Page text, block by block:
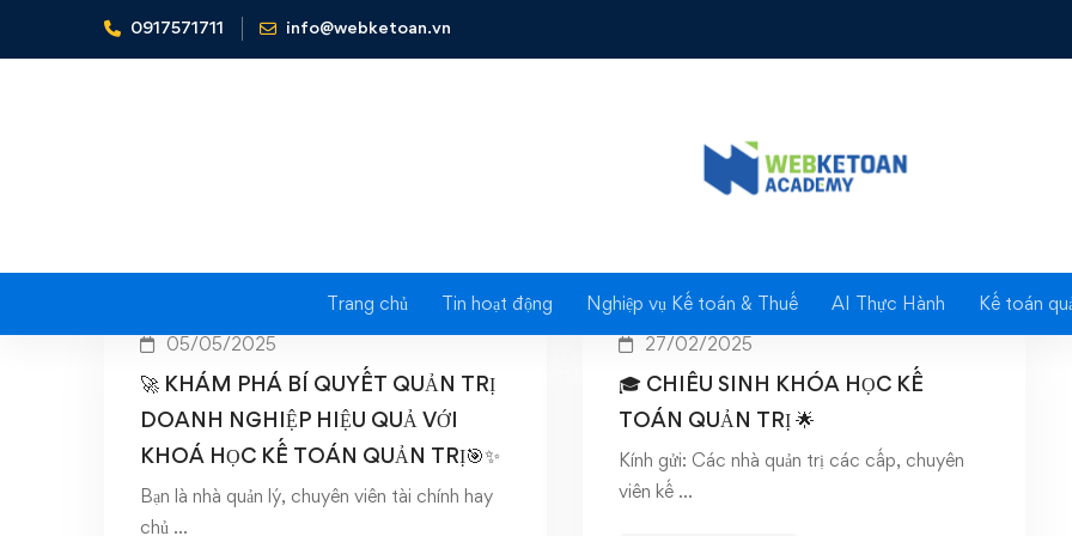
0917571711 info@webketoan.vn
Trang chủ Tin hoạt động Nghiệp vụ Kế toán & Thuế AI Thực Hành Kế toán
Home Khóa học kế toán quản trị
05/05/2025
🚀 KHÁM PHÁ BÍ QUYẾT QUẢN TRỊ
DOANH NGHIỆP HIỆU QUẢ VỚI
KHOÁ HỌC KẾ TOÁN QUẢN TRỊ🎯✨
Bạn là nhà quản lý, chuyên viên tài chính hay
chủ …
27/02/2025
🎓 CHIÊU SINH KHÓA HỌC KẾ
TOÁN QUẢN TRỊ 🌟
Kính gửi: Các nhà quản trị các cấp, chuyên
viên kế …